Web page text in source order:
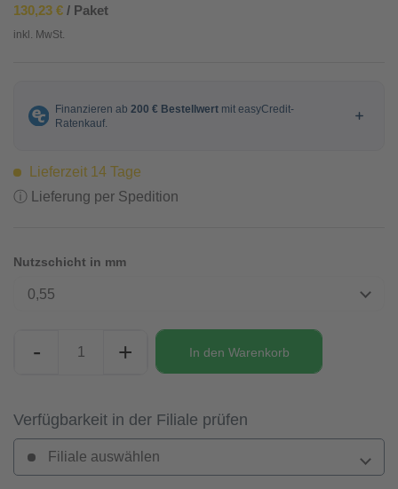
130,23 € / Paket
inkl. MwSt.
Lieferzeit 14 Tage
ⓘ Lieferung per Spedition
Nutzschicht in mm
0,55
- + In den Warenkorb
Verfügbarkeit in der Filiale prüfen
Filiale auswählen